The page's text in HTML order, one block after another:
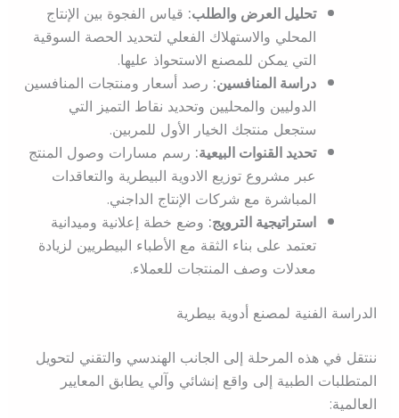
تحليل العرض والطلب:قياس الفجوة بين الإنتاج
المحلي والاستهلاك الفعلي لتحديد الحصة السوقية
التي يمكن للمصنع الاستحواذ عليها.
دراسة المنافسين:رصد أسعار ومنتجات المنافسين
الدوليين والمحليين وتحديد نقاط التميز التي
ستجعل منتجك الخيار الأول للمربين.
تحديد القنوات البيعية:رسم مسارات وصول المنتج
عبر مشروع توزيع الادوية البيطرية والتعاقدات
المباشرة مع شركات الإنتاج الداجني.
استراتيجية الترويج:وضع خطة إعلانية وميدانية
تعتمد على بناء الثقة مع الأطباء البيطريين لزيادة
معدلات وصف المنتجات للعملاء.
الدراسة الفنية لمصنع أدوية بيطرية
ننتقل في هذه المرحلة إلى الجانب الهندسي والتقني لتحويل
المتطلبات الطبية إلى واقع إنشائي وآلي يطابق المعايير
العالمية: